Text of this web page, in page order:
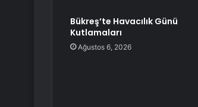
Bükreş’te Havacılık Günü
Kutlamaları
Ağustos 6, 2026